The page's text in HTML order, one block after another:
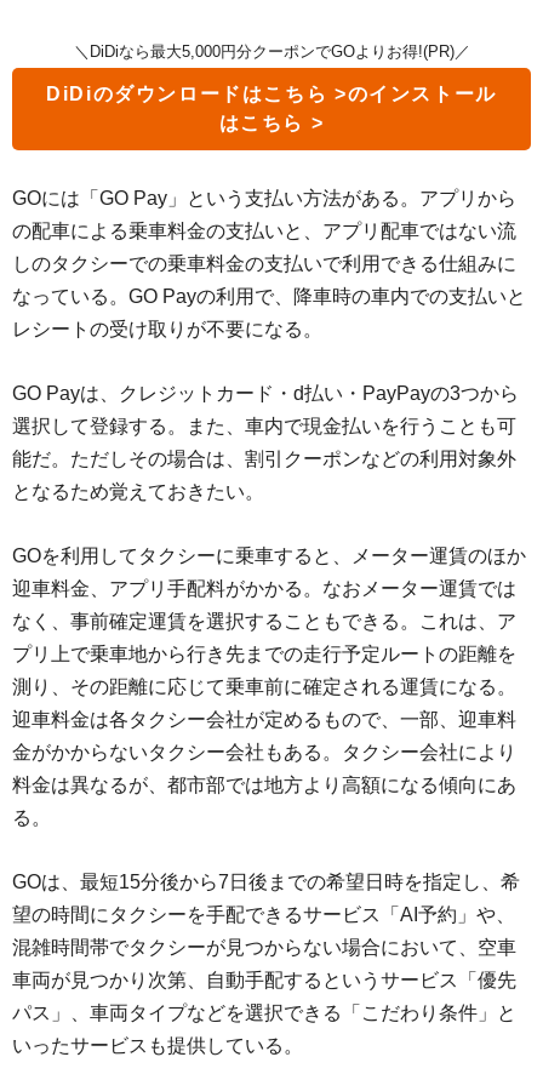
＼DiDiなら最大5,000円分クーポンでGOよりお得!(PR)／
DiDiのダウンロードはこちら >
GOには「GO Pay」という支払い方法がある。アプリから
の配車による乗車料金の支払いと、アプリ配車ではない流
しのタクシーでの乗車料金の支払いで利用できる仕組みに
なっている。GO Payの利用で、降車時の車内での支払いと
レシートの受け取りが不要になる。
GO Payは、クレジットカード・d払い・PayPayの3つから
選択して登録する。また、車内で現金払いを行うことも可
能だ。ただしその場合は、割引クーポンなどの利用対象外
となるため覚えておきたい。
GOを利用してタクシーに乗車すると、メーター運賃のほか
迎車料金、アプリ手配料がかかる。なおメーター運賃では
なく、事前確定運賃を選択することもできる。これは、ア
プリ上で乗車地から行き先までの走行予定ルートの距離を
測り、その距離に応じて乗車前に確定される運賃になる。
迎車料金は各タクシー会社が定めるもので、一部、迎車料
金がかからないタクシー会社もある。タクシー会社により
料金は異なるが、都市部では地方より高額になる傾向にあ
る。
GOは、最短15分後から7日後までの希望日時を指定し、希
望の時間にタクシーを手配できるサービス「AI予約」や、
混雑時間帯でタクシーが見つからない場合において、空車
車両が見つかり次第、自動手配するというサービス「優先
パス」、車両タイプなどを選択できる「こだわり条件」と
いったサービスも提供している。